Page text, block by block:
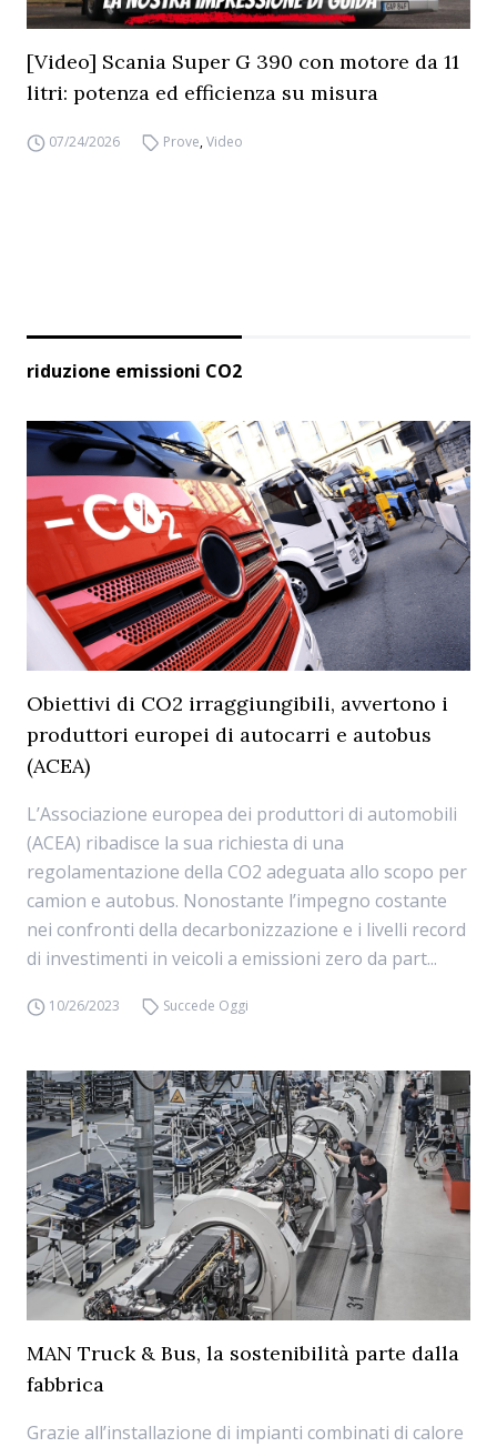
[Video] Scania Super G 390 con motore da 11
litri: potenza ed efficienza su misura
07/24/2026 Prove,Video
riduzione emissioni CO2
Obiettivi di CO2 irraggiungibili, avvertono i
produttori europei di autocarri e autobus
(ACEA)
L’Associazione europea dei produttori di automobili
(ACEA) ribadisce la sua richiesta di una
regolamentazione della CO2 adeguata allo scopo per
camion e autobus. Nonostante l’impegno costante
nei confronti della decarbonizzazione e i livelli record
di investimenti in veicoli a emissioni zero da part...
10/26/2023 Succede Oggi
MAN Truck & Bus, la sostenibilità parte dalla
fabbrica
Grazie all’installazione di impianti combinati di calore